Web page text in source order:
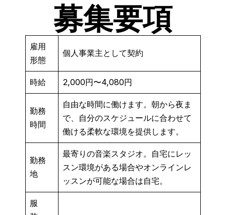
募集要項
雇用
形態
個人事業主として契約
時給 2,000円〜4,080円
勤務
時間
自由な時間に働けます。朝から夜ま
で、自分のスケジュールに合わせて
働ける柔軟な環境を提供します。
勤務
地
最寄りの音楽スタジオ。自宅にレッ
スン環境がある場合やオンラインレ
ッスンが可能な場合は自宅。
服